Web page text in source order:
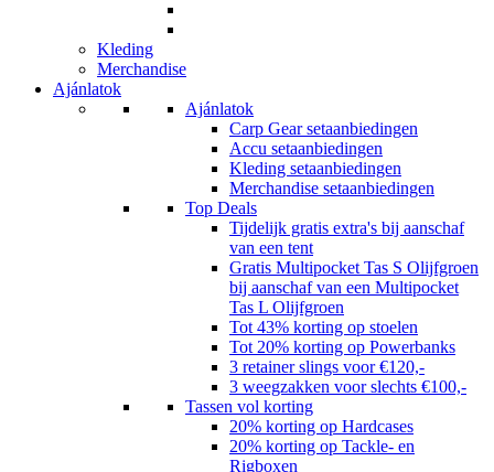
Kleding
Merchandise
Ajánlatok
Ajánlatok
Carp Gear setaanbiedingen
Accu setaanbiedingen
Kleding setaanbiedingen
Merchandise setaanbiedingen
Top Deals
Tijdelijk gratis extra's bij aanschaf
van een tent
Gratis Multipocket Tas S Olijfgroen
bij aanschaf van een Multipocket
Tas L Olijfgroen
Tot 43% korting op stoelen
Tot 20% korting op Powerbanks
3 retainer slings voor €120,-
3 weegzakken voor slechts €100,-
Tassen vol korting
20% korting op Hardcases
20% korting op Tackle- en
Rigboxen